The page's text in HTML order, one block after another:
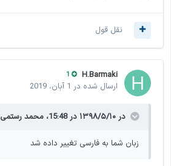
نقل قول
H.Barmaki
ارسال شده در 1 آبان، 2019
در ۱۳۹۸/۵/۱۰ در 15:48، محمد رستمی
زبان شما به فارسی تغییر داده شد